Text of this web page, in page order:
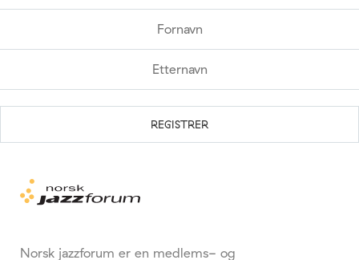
Norsk jazzforum er en medlems- og